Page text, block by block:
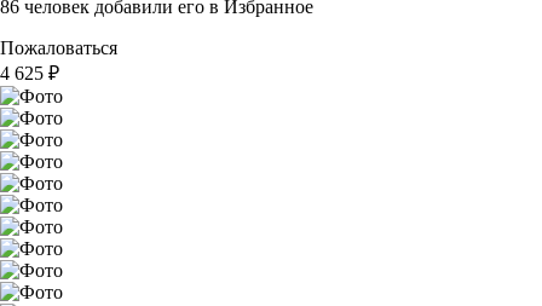
86 человек добавили его в Избранное
Пожаловаться
4 625 ₽